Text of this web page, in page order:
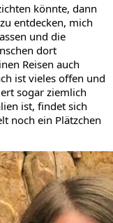
könnte, dann
entdecken, mich
und die
dort
Reisen auch
ist vieles offen und
sogar ziemlich
ist, findet sich
noch ein Plätzchen